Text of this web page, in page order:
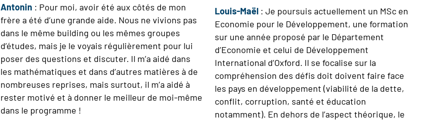
Antonin : Pour moi, avoir été aux côtés de mon
frère a été d’une grande aide. Nous ne vivions pas
dans le même building ou les mêmes groupes
d’études, mais je le voyais régulièrement pour lui
poser des questions et discuter. Il m’a aidé dans
les mathématiques et dans d’autres matières à de
nombreuses reprises, mais surtout, il m’a aidé à
rester motivé et à donner le meilleur de moi-même
dans le programme !
Louis-Maël: Je poursuis actuellement un MSc en
Economie pour le Développement, une formation
sur une année proposé par le Département
d’Economie et celui de Développement
International d’Oxford. Il se focalise sur la
compréhension des défis doit doivent faire face
les pays en développement (viabilité de la dette,
conflit, corruption, santé et éducation
notamment). En dehors de l’aspect théorique, le